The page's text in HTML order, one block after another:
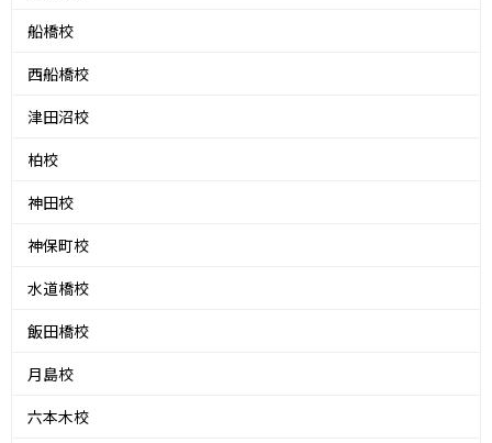
船橋校
西船橋校
津田沼校
柏校
神田校
神保町校
水道橋校
飯田橋校
月島校
六本木校